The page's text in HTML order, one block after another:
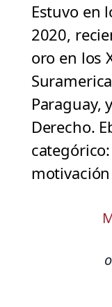
Estuvo en
2020,
oro en los
Paraguay,
Derecho.